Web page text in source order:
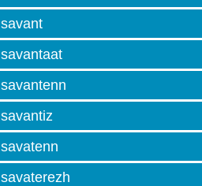
savant
savantaat
savantenn
savantiz
savatenn
savaterezh